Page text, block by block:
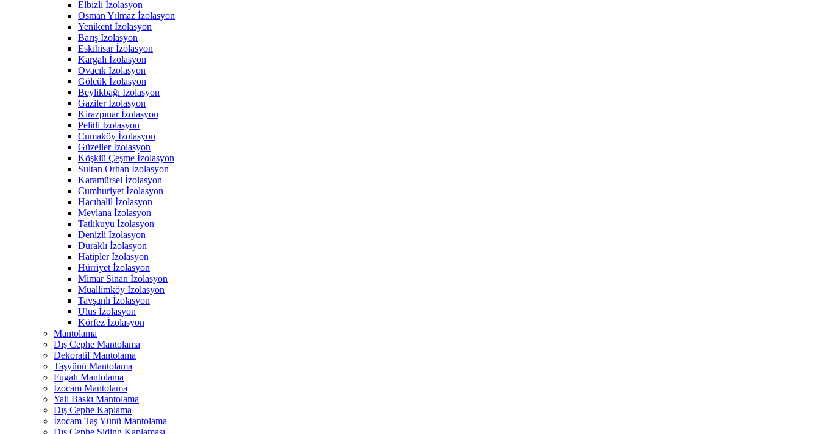
Elbizli İzolasyon
Osman Yılmaz İzolasyon
Yenikent İzolasyon
Barış İzolasyon
Eskihisar İzolasyon
Kargalı İzolasyon
Ovacık İzolasyon
Gölcük İzolasyon
Beylikbağı İzolasyon
Gaziler İzolasyon
Kirazpınar İzolasyon
Pelitli İzolasyon
Cumaköy İzolasyon
Güzeller İzolasyon
Köşklü Çeşme İzolasyon
Sultan Orhan İzolasyon
Karamürsel İzolasyon
Cumhuriyet İzolasyon
Hacıhalil İzolasyon
Mevlana İzolasyon
Tatlıkuyu İzolasyon
Denizli İzolasyon
Duraklı İzolasyon
Hatipler İzolasyon
Hürriyet İzolasyon
Mimar Sinan İzolasyon
Muallimköy İzolasyon
Tavşanlı İzolasyon
Ulus İzolasyon
Körfez İzolasyon
Mantolama
Dış Cephe Mantolama
Dekoratif Mantolama
Taşyünü Mantolama
Fugalı Mantolama
İzocam Mantolama
Yalı Baskı Mantolama
Dış Cephe Kaplama
İzocam Taş Yünü Mantolama